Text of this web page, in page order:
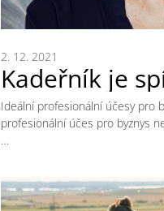
Kadeřník je
2. 12. 2021
Ideální profesionální účesy pro
profesionální účes pro byznys
…